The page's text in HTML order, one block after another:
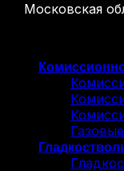
Московская